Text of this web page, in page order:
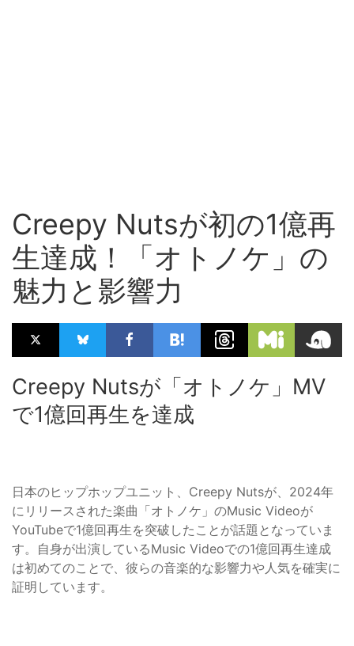
Creepy Nutsが初の1億再
生達成！「オトノケ」の
魅力と影響力
Creepy Nutsが「オトノケ」MV
で1億回再生を達成
日本のヒップホップユニット、Creepy Nutsが、2024年
にリリースされた楽曲「オトノケ」のMusic Videoが
YouTubeで1億回再生を突破したことが話題となっていま
す。自身が出演しているMusic Videoでの1億回再生達成
は初めてのことで、彼らの音楽的な影響力や人気を確実に
証明しています。